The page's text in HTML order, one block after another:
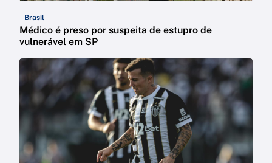
Brasil
Médico é preso por suspeita de estupro de
vulnerável em SP